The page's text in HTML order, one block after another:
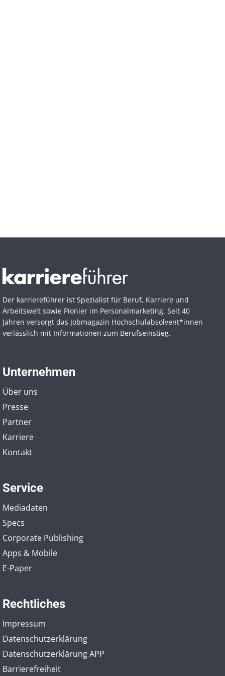
Der karriereführer ist Spezialist für Beruf, Karriere und
Arbeitswelt sowie Pionier im Personal­marketing. Seit 40
Jahren versorgt das Jobmagazin Hochschul­absolvent*innen
verlässlich mit Informationen zum Berufseinstieg.
Unternehmen
Über uns
Presse
Partner
Karriere
Kontakt
Service
Mediadaten
Specs
Corporate Publishing
Apps & Mobile
E-Paper
Rechtliches
Impressum
Datenschutzerklärung
Datenschutzerklärung APP
Barrierefreiheit